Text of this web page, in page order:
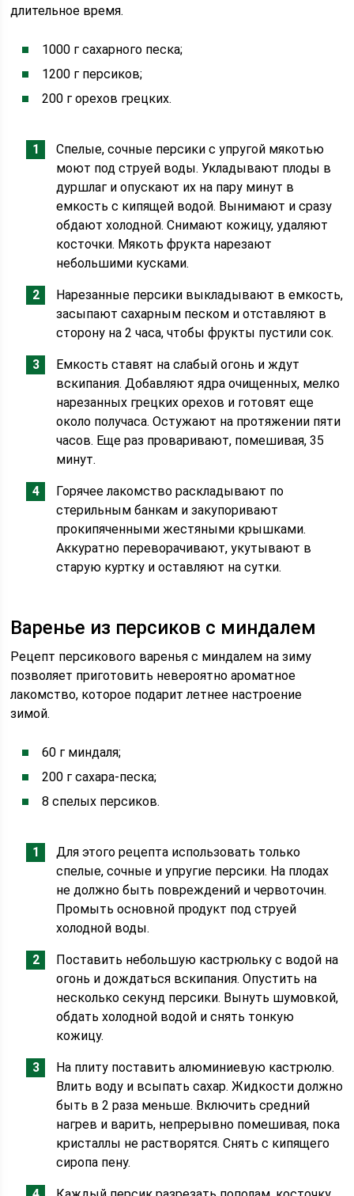
длительное время.
1000 г сахарного песка;
1200 г персиков;
200 г орехов грецких.
Спелые, сочные персики с упругой мякотью
моют под струей воды. Укладывают плоды в
дуршлаг и опускают их на пару минут в
емкость с кипящей водой. Вынимают и сразу
обдают холодной. Снимают кожицу, удаляют
косточки. Мякоть фрукта нарезают
небольшими кусками.
Нарезанные персики выкладывают в емкость,
засыпают сахарным песком и отставляют в
сторону на 2 часа, чтобы фрукты пустили сок.
Емкость ставят на слабый огонь и ждут
вскипания. Добавляют ядра очищенных, мелко
нарезанных грецких орехов и готовят еще
около получаса. Остужают на протяжении пяти
часов. Еще раз проваривают, помешивая, 35
минут.
Горячее лакомство раскладывают по
стерильным банкам и закупоривают
прокипяченными жестяными крышками.
Аккуратно переворачивают, укутывают в
старую куртку и оставляют на сутки.
Варенье из персиков с миндалем
Рецепт персикового варенья с миндалем на зиму
позволяет приготовить невероятно ароматное
лакомство, которое подарит летнее настроение
зимой.
60 г миндаля;
200 г сахара-песка;
8 спелых персиков.
Для этого рецепта использовать только
спелые, сочные и упругие персики. На плодах
не должно быть повреждений и червоточин.
Промыть основной продукт под струей
холодной воды.
Поставить небольшую кастрюльку с водой на
огонь и дождаться вскипания. Опустить на
несколько секунд персики. Вынуть шумовкой,
обдать холодной водой и снять тонкую
кожицу.
На плиту поставить алюминиевую кастрюлю.
Влить воду и всыпать сахар. Жидкости должно
быть в 2 раза меньше. Включить средний
нагрев и варить, непрерывно помешивая, пока
кристаллы не растворятся. Снять с кипящего
сиропа пену.